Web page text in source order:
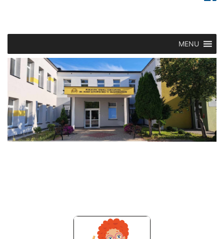
MENU